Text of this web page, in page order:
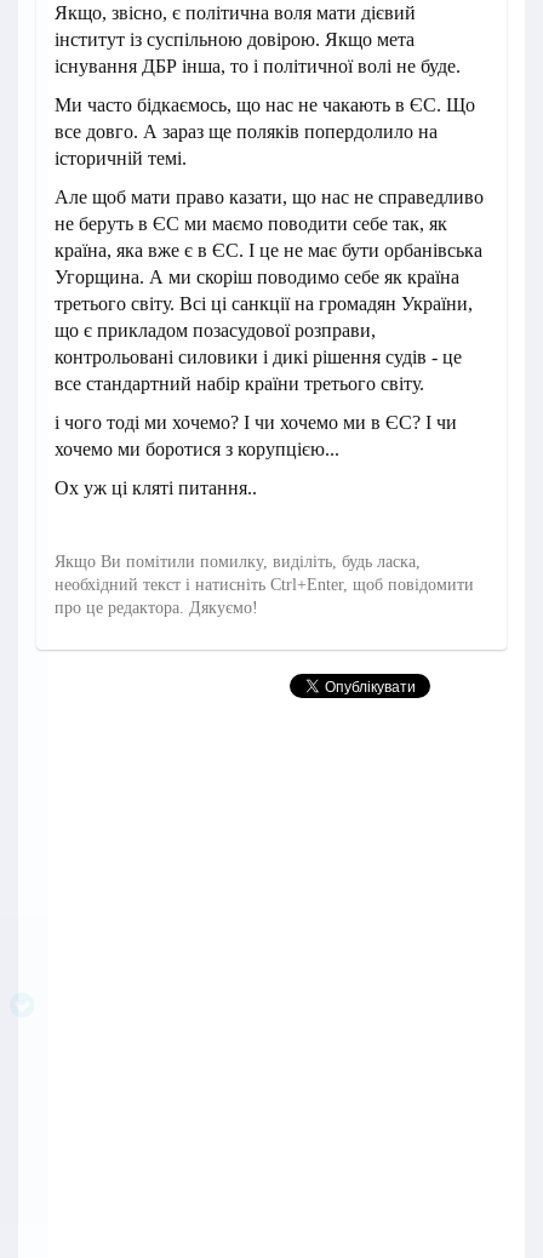
Якщо, звісно, є політична воля мати дієвий
інститут із суспільною довірою. Якщо мета
існування ДБР інша, то і політичної волі не буде.
Ми часто бідкаємось, що нас не чакають в ЄС. Що
все довго. А зараз ще поляків попердолило на
історичній темі.
Але щоб мати право казати, що нас не справедливо
не беруть в ЄС ми маємо поводити себе так, як
країна, яка вже є в ЄС. І це не має бути орбанівська
Угорщина. А ми скоріш поводимо себе як країна
третього світу. Всі ці санкції на громадян України,
що є прикладом позасудової розправи,
контрольовані силовики і дикі рішення судів - це
все стандартний набір країни третього світу.
і чого тоді ми хочемо? І чи хочемо ми в ЄС? І чи
хочемо ми боротися з корупцією...
Ох уж ці кляті питання..
Якщо Ви помітили помилку, виділіть, будь ласка,
необхідний текст і натисніть Ctrl+Enter, щоб повідомити
про це редактора. Дякуємо!